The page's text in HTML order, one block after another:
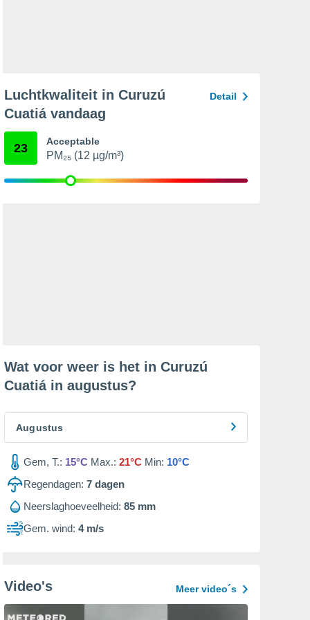
Luchtkwaliteit in Curuzú
Cuatiá vandaag
Detail
23 Acceptable
PM₂₅ (12 µg/m³)
Wat voor weer is het in Curuzú
Cuatiá in augustus?
Augustus
Gem, T.: 15°C Max.: 21°C Min: 10°C
Regendagen: 7 dagen
Neerslaghoeveelheid: 85 mm
Gem. wind: 4 m/s
Video's Meer video´s